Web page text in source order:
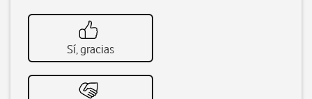
Sí, gracias